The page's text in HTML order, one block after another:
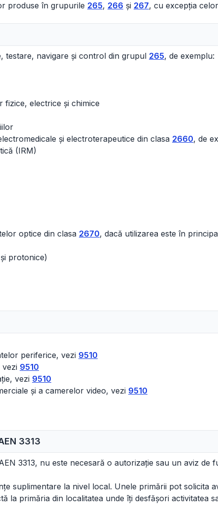
produse în grupurile 265, 266 și 267, cu excepția
testare, navigare și control din grupul 265, de exemplu:
fizice, electrice și chimice
și electroterapeutice din clasa 2660, de
(IRM)
optice din clasa 2670, dacă utilizarea este în
protonice)
periferice, vezi 9510
vezi 9510
vezi 9510
și a camerelor video, vezi 9510
3313
3313, nu este necesară o autorizație sau un aviz de
suplimentare la nivel local. Unele primării pot solicita
la primăria din localitatea unde îți desfășori activitatea